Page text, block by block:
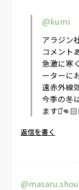
@kumi
アラジン
コメント
急激に寒
ーターに
遠赤外線
今季の冬
ます
返信を書く